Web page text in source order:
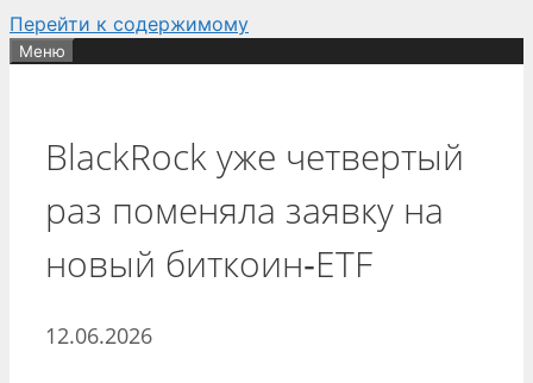
Перейти к содержимому
Меню
BlackRock уже четвертый
раз поменяла заявку на
новый биткоин‑ETF
12.06.2026